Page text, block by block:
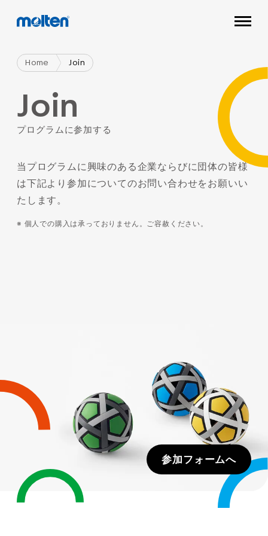
Home Join
Join
プログラムに参加する
当プログラムに興味のある企業ならびに団体の皆様
は下記より参加についてのお問い合わせをお願いい
たします。
※ 個人での購入は承っておりません。ご容赦ください。
参加フォームへ